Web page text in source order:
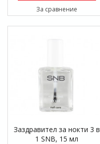
За сравнение
Заздравител за нокти 3 в
1 SNB, 15 мл